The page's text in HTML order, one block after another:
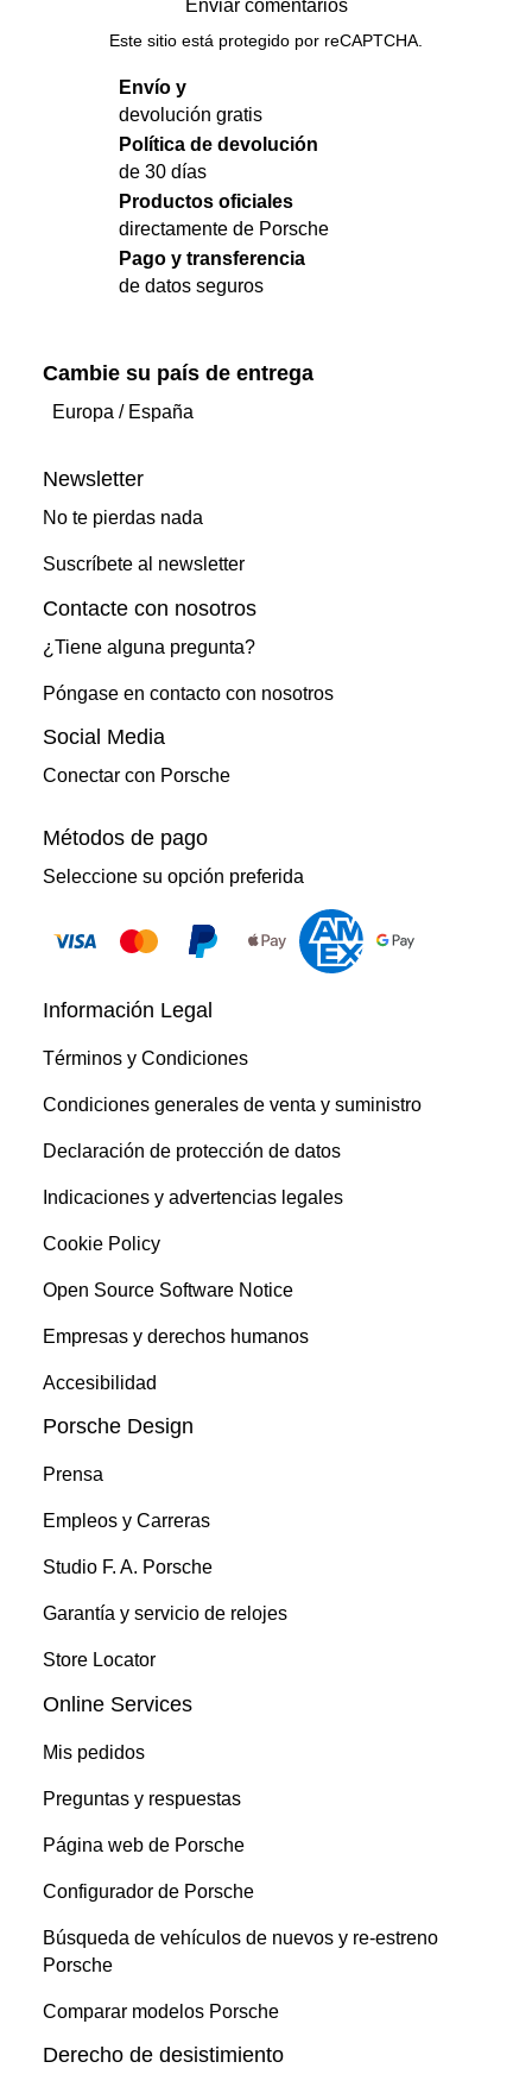
Enviar comentarios
Este sitio está protegido por reCAPTCHA.
Envío y
devolución gratis
Política de devolución
de 30 días
Productos oficiales
directamente de Porsche
Pago y transferencia
de datos seguros
Cambie su país de entrega
Europa / España
Newsletter
No te pierdas nada
Suscríbete al newsletter
Contacte con nosotros
¿Tiene alguna pregunta?
Póngase en contacto con nosotros
Social Media
Conectar con Porsche
Métodos de pago
Seleccione su opción preferida
Información Legal
Términos y Condiciones
Condiciones generales de venta y suministro
Declaración de protección de datos
Indicaciones y advertencias legales
Cookie Policy
Open Source Software Notice
Empresas y derechos humanos
Accesibilidad
Porsche Design
Prensa
Empleos y Carreras
Studio F. A. Porsche
Garantía y servicio de relojes
Store Locator
Online Services
Mis pedidos
Preguntas y respuestas
Página web de Porsche
Configurador de Porsche
Búsqueda de vehículos de nuevos y re-estreno
Porsche
Comparar modelos Porsche
Derecho de desistimiento